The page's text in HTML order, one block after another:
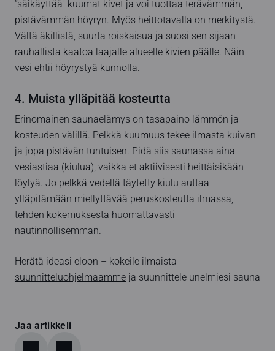
”säikäyttää" kuumat kivet ja voi tuottaa terävämmän,
pistävämmän höyryn. Myös heittotavalla on merkitystä.
Vältä äkillistä, suurta roiskaisua ja suosi sen sijaan
rauhallista kaatoa laajalle alueelle kivien päälle. Näin
vesi ehtii höyrystyä kunnolla.
4. Muista ylläpitää kosteutta
Erinomainen saunaelämys on tasapaino lämmön ja
kosteuden välillä. Pelkkä kuumuus tekee ilmasta kuivan
ja jopa pistävän tuntuisen. Pidä siis saunassa aina
vesiastiaa (kiulua), vaikka et aktiivisesti heittäisikään
löylyä. Jo pelkkä vedellä täytetty kiulu auttaa
ylläpitämään miellyttävää peruskosteutta ilmassa,
tehden kokemuksesta huomattavasti
nautinnollisemman.
Herätä ideasi eloon – kokeile ilmaista
suunnitteluohjelmaamme ja suunnittele unelmiesi sauna
Jaa artikkeli